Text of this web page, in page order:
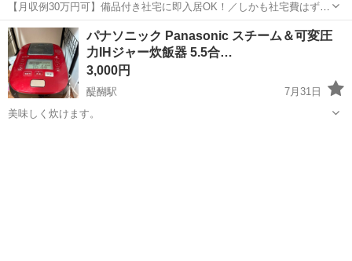
【月収例30万円可】備品付き社宅に即入居OK！／しかも社宅費はずっ
と無料♪／トラクタ本体の製造／資格経験不問★異業種からの転職活躍
中！／赴任旅費会社負担／工場まで無料送迎あり◎《大阪府堺市》 人
気の工場のお仕事 ◇トラクタ...
大阪 堺市 石津川駅 その他
パナソニック Panasonic スチーム＆可変圧
力IHジャー炊飯器 5.5合…
3,000円
醍醐駅
7月31日
美味しく炊けます。